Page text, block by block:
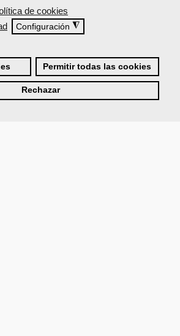
de cookies
Configuración ◮
Permitir todas las cookies
Rechazar